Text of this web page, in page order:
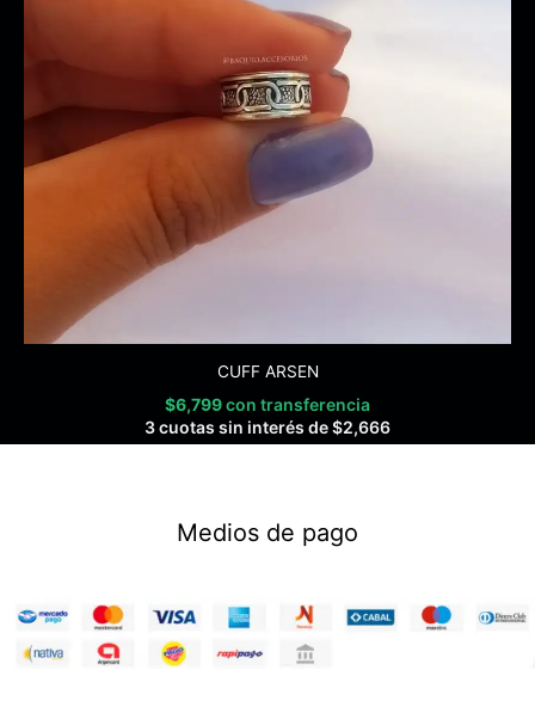
CUFF ARSEN
$6,799con transferencia
3 cuotas sin interés de$2,666
Medios de pago